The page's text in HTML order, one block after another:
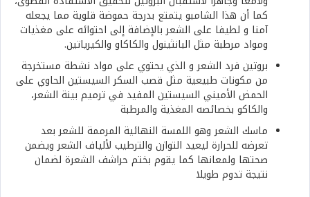
كما أن هذا الشامبو يتمتع بدرجة حموضة قلوية مما يجعله
آمنا و لطيفا على الشعر بالإضافة إلى احتوائه على مغذيات
ومواد مرطبة مثل البانثينول والكاكاو والكيرياتين.
بروتين فرد الشعر و الذي يحتوي على مواد نشطة مستخرجة
من مكونات طبيعية مثل قصب السكر السيستين الحاوي على
الحمض الأميني السيستين المفيد في ترميم بينة الشعر،
والكاكو بخصائصه المغذية والمرطبة
ماسك الشعر وهو اللمسة النهائية المرممة للشعر بعد
تعرضه للحرارة ليعيد التوازن والترطيب لألياف الشعر ويضمن
صحتها ولمعانها كما يقوم بختم حراشف الشعرة لضمان
نتيجة تدوم طويلا